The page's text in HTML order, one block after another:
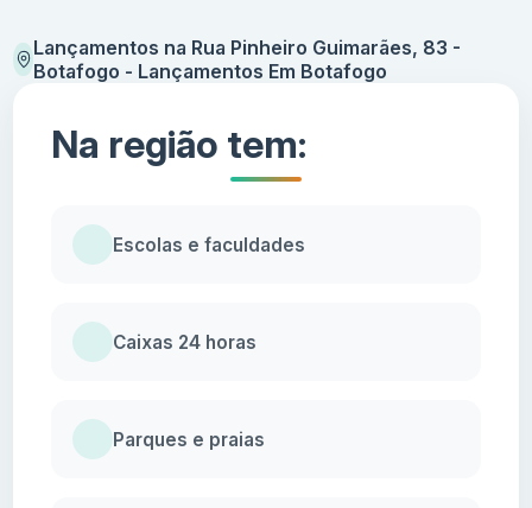
Lançamentos na Rua Pinheiro Guimarães, 83 -
Botafogo - Lançamentos Em Botafogo
Na região tem:
Escolas e faculdades
Caixas 24 horas
Parques e praias